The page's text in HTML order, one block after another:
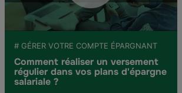
# GÉRER VOTRE COMPTE ÉPARGNANT
Comment réaliser un versement
régulier dans vos plans d'épargne
salariale ?